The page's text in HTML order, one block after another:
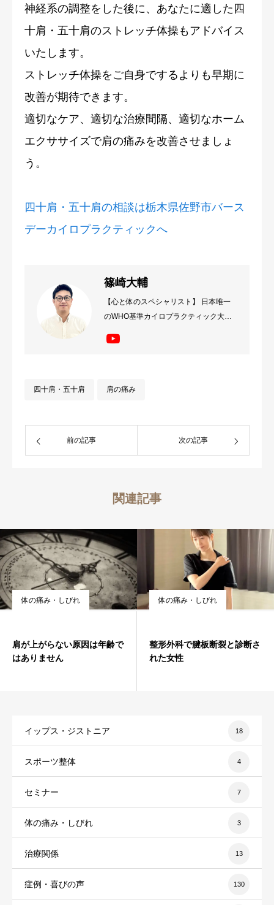
神経系の調整をした後に、あなたに適した四
十肩・五十肩のストレッチ体操もアドバイス
いたします。
ストレッチ体操をご自身でするよりも早期に
改善が期待できます。
適切なケア、適切な治療間隔、適切なホーム
エクササイズで肩の痛みを改善させましょ
う。
四十肩・五十肩の相談は栃木県佐野市バース
デーカイロプラクティックへ
篠崎大輔
【心と体のスペシャリスト】 日本唯一
のWHO基準カイロプラクティック大学
で病院で治らない、薬・手術は避けたい
方はご相談ください。
四十肩・五十肩 肩の痛み
前の記事 次の記事
関連記事
体の痛み・しびれ
肩が上がらない原因は年齢で
はありません
体の痛み・しびれ
整形外科で腱板断裂と診断さ
れた女性
イップス・ジストニア 18
スポーツ整体 4
セミナー 7
体の痛み・しびれ 3
治療関係 13
症例・喜びの声 130